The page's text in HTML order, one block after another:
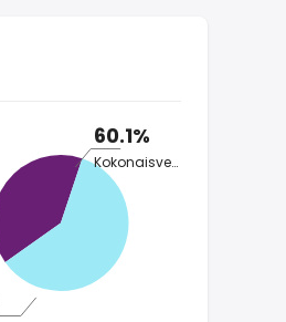
60.1%
Kokonaisvero